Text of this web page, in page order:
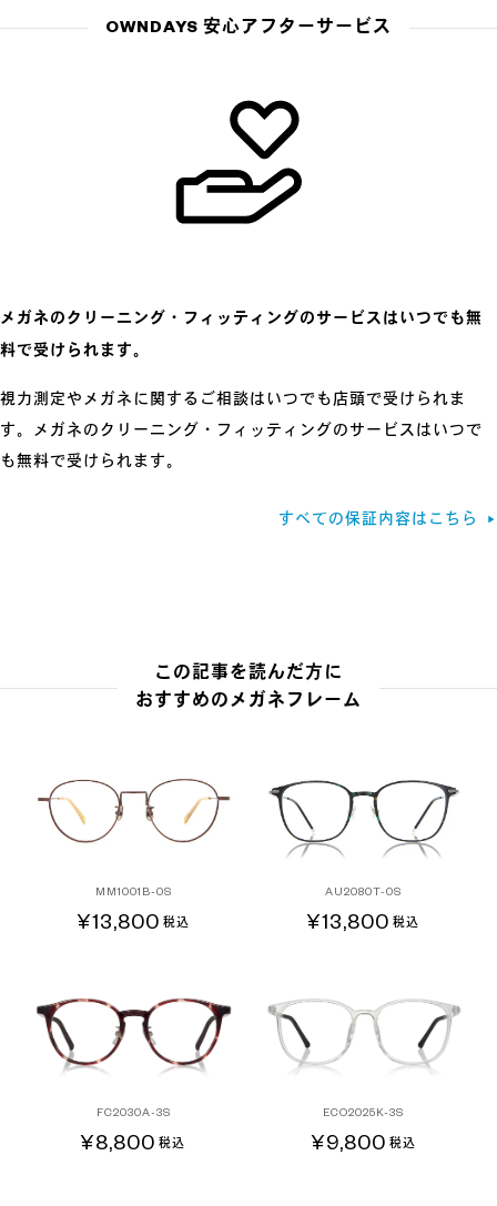
OWNDAYS 安心アフターサービス
メガネのクリーニング・フィッティングのサービスは いつでも無
料で受けられます。
視力測定やメガネに関するご相談はいつでも店頭で受けられま
す。メガネのクリーニング・フィッティングのサービスはいつで
も無料で受けられます。
すべての保証内容はこちら ▶
この記事を読んだ方に
おすすめのメガネフレーム
MM1001B-0S
¥13,800 税込
AU2080T-0S
¥13,800 税込
FC2030A-3S
¥8,800 税込
ECO2025K-3S
¥9,800 税込